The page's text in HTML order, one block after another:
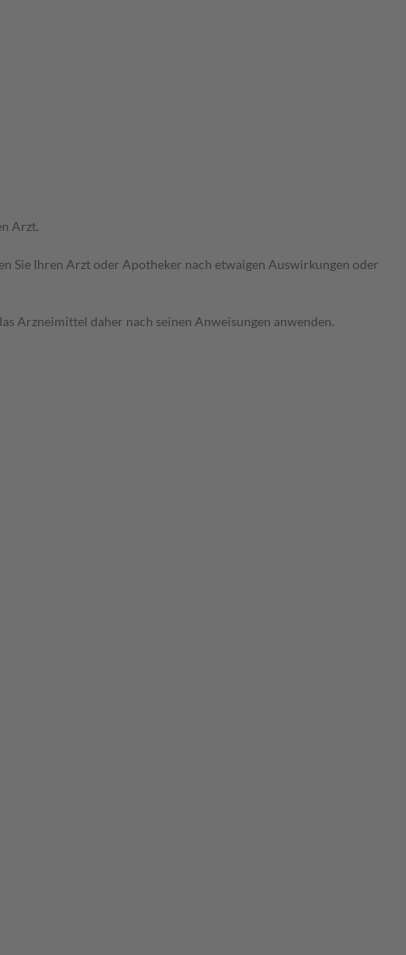
Arzt.
Sie Ihren Arzt oder Apotheker nach etwaigen Auswirkungen oder
Arzneimittel daher nach seinen Anweisungen anwenden.